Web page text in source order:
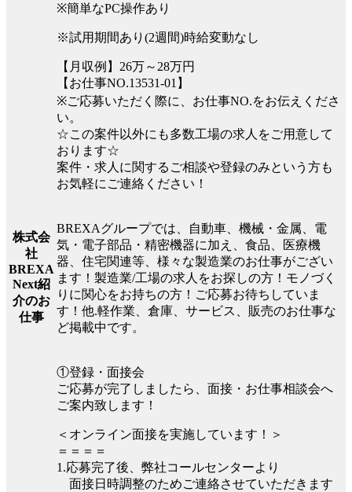
※簡単なPC操作あり
※試用期間あり(2週間)時給変動なし
【月収例】26万～28万円
【お仕事NO.13531-01】
※ご応募いただく際に、お仕事NO.をお伝えくださ
い。
☆この案件以外にも多数工場の求人をご用意して
おります☆
案件・求人に関するご相談や登録のみという方も
お気軽にご連絡ください！
株式会
社
BREXA
Next紹
介のお
仕事
BREXAグループでは、自動車、機械・金属、電
気・電子部品・精密機器に加え、食品、医療機
器、住宅関連等、様々な製造業のお仕事がござい
ます！製造業/工場の求人をお探しの方！モノづく
りに関心をお持ちの方！ご応募お待ちしていま
す！他.軽作業、倉庫、サービス、販売のお仕事な
ど掲載中です。
①登録・面接会
ご応募が完了しましたら、面接・お仕事相談会へ
ご案内致します！
＜オンライン面接を実施しています！＞
＝＝＝＝
1.応募完了後、弊社コールセンターより
面接日時調整のためご連絡させていただきます